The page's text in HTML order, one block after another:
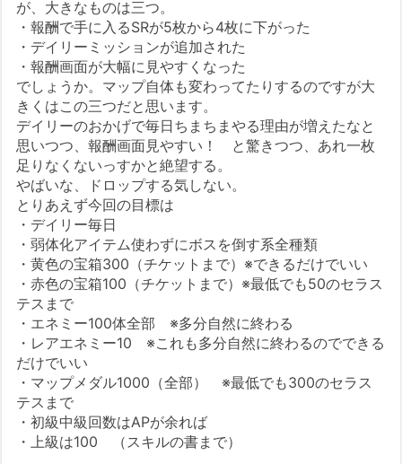
が、大きなものは三つ。
・報酬で手に入るSRが5枚から4枚に下がった
・デイリーミッションが追加された
・報酬画面が大幅に見やすくなった
でしょうか。マップ自体も変わってたりするのですが大
きくはこの三つだと思います。
デイリーのおかげで毎日ちまちまやる理由が増えたなと
思いつつ、報酬画面見やすい！ と驚きつつ、あれ一枚
足りなくないっすかと絶望する。
やばいな、ドロップする気しない。
とりあえず今回の目標は
・デイリー毎日
・弱体化アイテム使わずにボスを倒す系全種類
・黄色の宝箱300（チケットまで）※できるだけでいい
・赤色の宝箱100（チケットまで）※最低でも50のセラス
テスまで
・エネミー100体全部 ※多分自然に終わる
・レアエネミー10 ※これも多分自然に終わるのでできる
だけでいい
・マップメダル1000（全部） ※最低でも300のセラス
テスまで
・初級中級回数はAPが余れば
・上級は100 （スキルの書まで）